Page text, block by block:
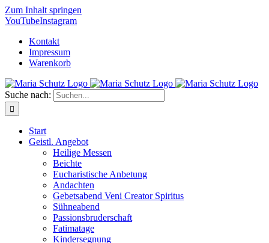
Zum Inhalt springen
YouTubeInstagram
Kontakt
Impressum
Warenkorb
Suche nach:
Start
Geistl. Angebot
Heilige Messen
Beichte
Eucharistische Anbetung
Andachten
Gebetsabend Veni Creator Spiritus
Sühneabend
Passionsbruderschaft
Fatimatage
Kindersegnung